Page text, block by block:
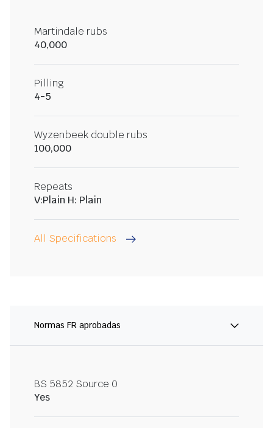
Martindale rubs
40,000
Pilling
4-5
Wyzenbeek double rubs
100,000
Repeats
V:Plain H: Plain
All Specifications
Normas FR aprobadas
BS 5852 Source 0
Yes